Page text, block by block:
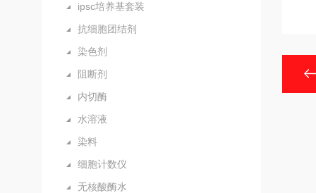
ipsc培养基套装
抗细胞团结剂
染色剂
阻断剂
内切酶
水溶液
染料
细胞计数仪
无核酸酶水